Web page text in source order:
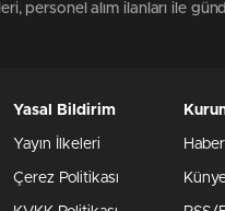
personel alım ilanları ile
Yasal Bildirim
Yayın İlkeleri
Çerez Politikası